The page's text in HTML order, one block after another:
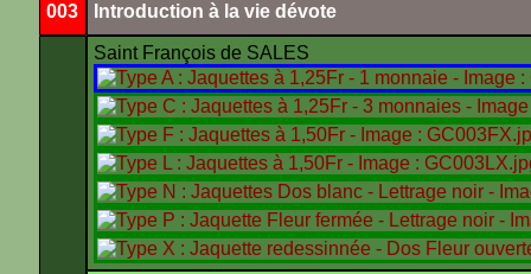
003 Introduction à la vie dévote
Saint François de SALES